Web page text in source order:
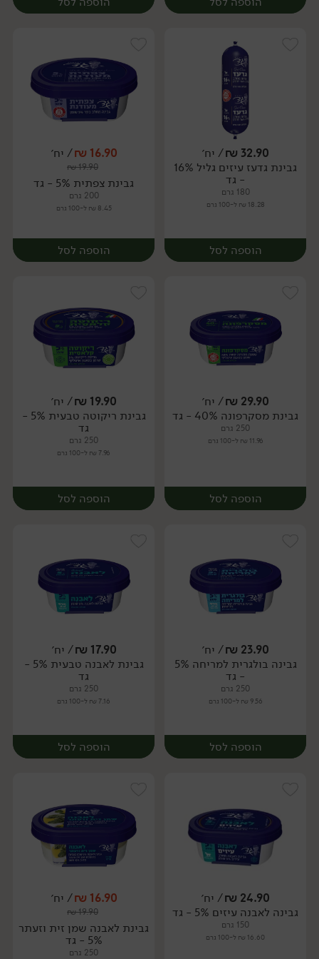
יח׳ יח׳
32.90
₪/ יח׳
גבינת גדעז עיזים גליל 16%
- גד
180 גרם
18.28 ₪ ל-100 גרם
הוספה לסל
יח׳
16.90
₪/ יח׳
19.90
₪
גבינת צפתית 5% - גד
200 גרם
8.45 ₪ ל-100 גרם
הוספה לסל
יח׳
29.90
₪/ יח׳
גבינת מסקרפונה 40% - גד
250 גרם
11.96 ₪ ל-100 גרם
הוספה לסל
יח׳
19.90
₪/ יח׳
גבינת ריקוטה טבעית 5% -
גד
250 גרם
7.96 ₪ ל-100 גרם
הוספה לסל
יח׳
23.90
₪/ יח׳
גבינה בולגרית למריחה 5%
- גד
250 גרם
9.56 ₪ ל-100 גרם
הוספה לסל
יח׳
17.90
₪/ יח׳
גבינת לאבנה טבעית 5% -
גד
250 גרם
7.16 ₪ ל-100 גרם
הוספה לסל
יח׳
24.90
₪/ יח׳
גבינה לאבנה עיזים 5% - גד
150 גרם
16.60 ₪ ל-100 גרם
16.90
₪/ יח׳
19.90
₪
גבינת לאבנה שמן זית וזעתר
5% - גד
250 גרם